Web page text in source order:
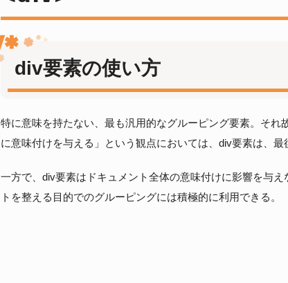
div要素の使い方
特に意味を持たない、最も汎用的なグルーピング要素。それ
に意味付けを与える」という観点においては、div要素は、最
一方で、div要素はドキュメント全体の意味付けに影響を与
トを整える目的でのグルーピングには積極的に利用できる。